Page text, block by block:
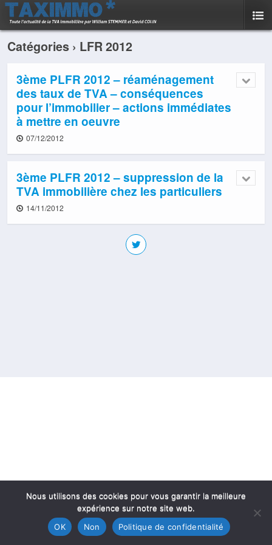
Catégories › LFR 2012
3ème PLFR 2012 – réaménagement
des taux de TVA – conséquences
pour l’immobilier – actions immédiates
à mettre en oeuvre
07/12/2012
3ème PLFR 2012 – suppression de la
TVA immobilière chez les particuliers
14/11/2012
Nous utilisons des cookies pour vous garantir la meilleure
expérience sur notre site web.
OK
Non Politique de confidentialité